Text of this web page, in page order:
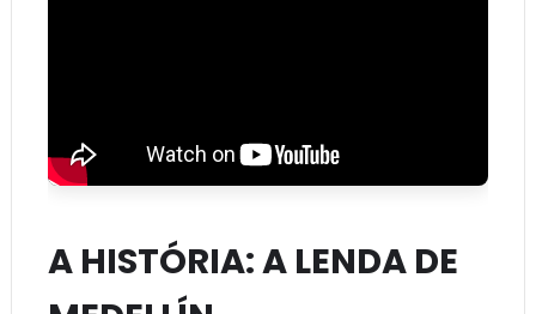
A HISTÓRIA: A LENDA DE